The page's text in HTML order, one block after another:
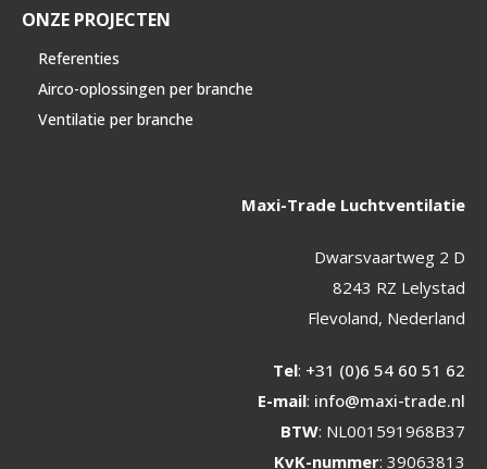
ONZE PROJECTEN
Referenties
Airco-oplossingen per branche
Ventilatie per branche
Maxi-Trade Luchtventilatie
Dwarsvaartweg 2 D
8243 RZ Lelystad
Flevoland, Nederland
Tel: +31 (0)6 54 60 51 62
E-mail: info@maxi-trade.nl
BTW: NL001591968B37
KvK-nummer: 39063813